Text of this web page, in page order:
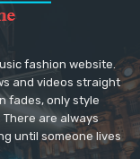
fashion website.
and videos straight
fades, only style
are always
until someone lives